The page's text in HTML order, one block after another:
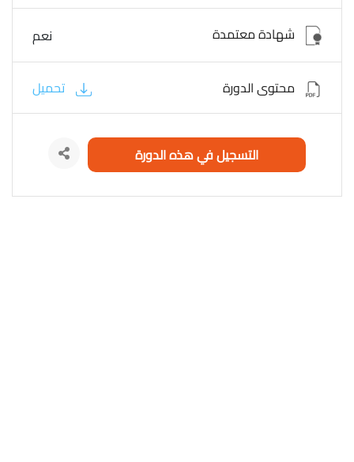
شهادة معتمدة نعم
محتوى الدورة تحميل
التسجيل في هذه الدورة